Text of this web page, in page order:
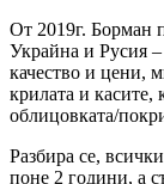
От 2019г. Борман
Украйна и Русия
качество и цени,
крилата и касите,
облицовката/
Разбира се,
поне 2 години, а